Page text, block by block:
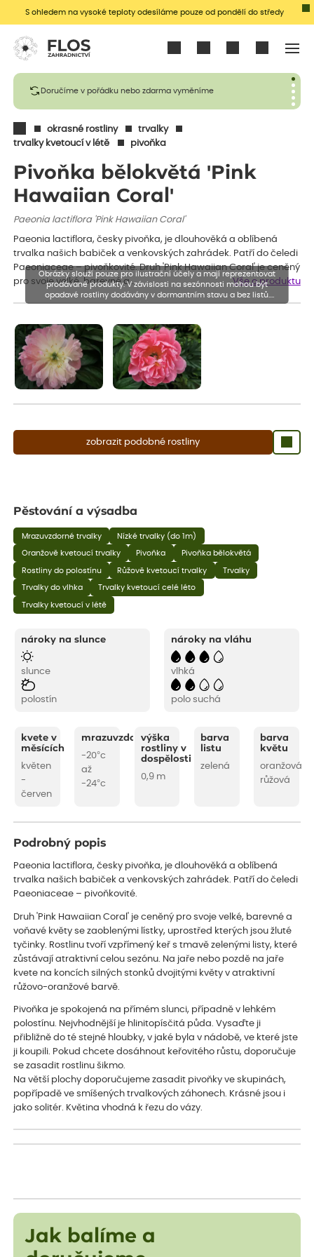
S ohledem na vysoké teploty odesíláme pouze od pondělí do středy
Doručíme v pořádku nebo zdarma vyměníme
okrasné rostliny
trvalky
trvalky kvetoucí v létě
pivoňka
Pivoňka bělokvětá 'Pink
Hawaiian Coral'
Paeonia lactiflora 'Pink Hawaiian Coral'
Paeonia lactiflora, česky pivoňka, je dlouhověká a oblíbená
trvalka našich babiček a venkovských zahrádek. Patří do čeledi
Paeoniaceae – pivoňkovité. Druh 'Pink Hawaiian Coral' je ceněný
pro svoje velké, barevné a…
Vše o produktu
zobrazit podobné rostliny
Obrázky slouží pouze pro ilustrační účely a mají reprezentovat
prodávané produkty. V závislosti na sezónnosti mohou být
opadavé rostliny dodávány v dormantním stavu a bez listů.
Rostliny mohou být také sestřiženy níže, než je uvedená výška,
Pěstování a výsadba
Mrazuvzdorné trvalky Nízké trvalky (do 1m)
Oranžově kvetoucí trvalky Pivoňka Pivoňka bělokvětá
Rostliny do polostínu Růžově kvetoucí trvalky Trvalky
Trvalky do vlhka Trvalky kvetoucí celé léto
Trvalky kvetoucí v létě
nároky na slunce
slunce
polostín
nároky na vláhu
vlhká
polo suchá
kvete v
měsících
květen
-
červen
mrazuvzdornost
-20°c
až
-24°c
výška
rostliny v
dospělosti
0,9 m
barva
listu
zelená
barva
květu
oranžová
růžová
Podrobný popis
Paeonia lactiflora, česky pivoňka, je dlouhověká a oblíbená
trvalka našich babiček a venkovských zahrádek. Patří do čeledi
Paeoniaceae – pivoňkovité.
Druh 'Pink Hawaiian Coral' je ceněný pro svoje velké, barevné a
voňavé květy se zaoblenými lístky, uprostřed kterých jsou žluté
tyčinky. Rostlinu tvoří vzpřímený keř s tmavě zelenými listy, které
zůstávají atraktivní celou sezónu. Na jaře nebo pozdě na jaře
kvete na koncích silných stonků dvojitými květy v atraktivní
růžovo-oranžové barvě.
Pivoňka je spokojená na přímém slunci, případně v lehkém
polostínu. Nejvhodnější je hlinitopísčitá půda. Vysaďte ji
přibližně do té stejné hloubky, v jaké byla v nádobě, ve které jste
ji koupili. Pokud chcete dosáhnout keřovitého růstu, doporučuje
se zasadit rostlinu šikmo.
Na větší plochy doporučujeme zasadit pivoňky ve skupinách,
popřípadě ve smíšených trvalkových záhonech. Krásné jsou i
jako solitér. Květina vhodná k řezu do vázy.
Jak balíme a